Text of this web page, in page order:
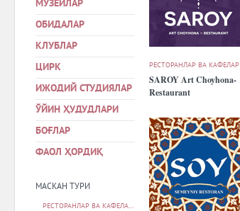
МУЗЕЙЛАР
ОБИДАЛАР
КЛУБЛАР
ЦИРК
ИЖОДИЙ СТУДИЯЛАР
ЎЙИН ҲУДУДЛАРИ
БОҒЛАР
ФАОЛ ҲОРДИҚ
МАСКАН ТУРИ
РЕСТОРАНЛАР ВА КАФЕЛАР
РЕСТОРАНЛАР ВА КАФЕЛАР
SAROY Art Choyhona-
Restaurant